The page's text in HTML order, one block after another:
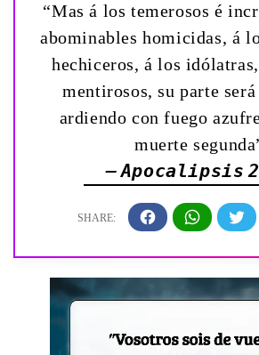
“Mas á los temerosos é
abominables homicidas, á
hechiceros, á los
mentirosos, su parte
ardiendo con fuego
muerte
— Apocalipsis